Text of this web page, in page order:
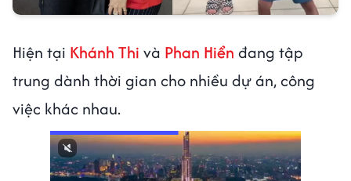
Hiện tại Khánh Thi và Phan Hiển đang tập
trung dành thời gian cho nhiều dự án, công
việc khác nhau.